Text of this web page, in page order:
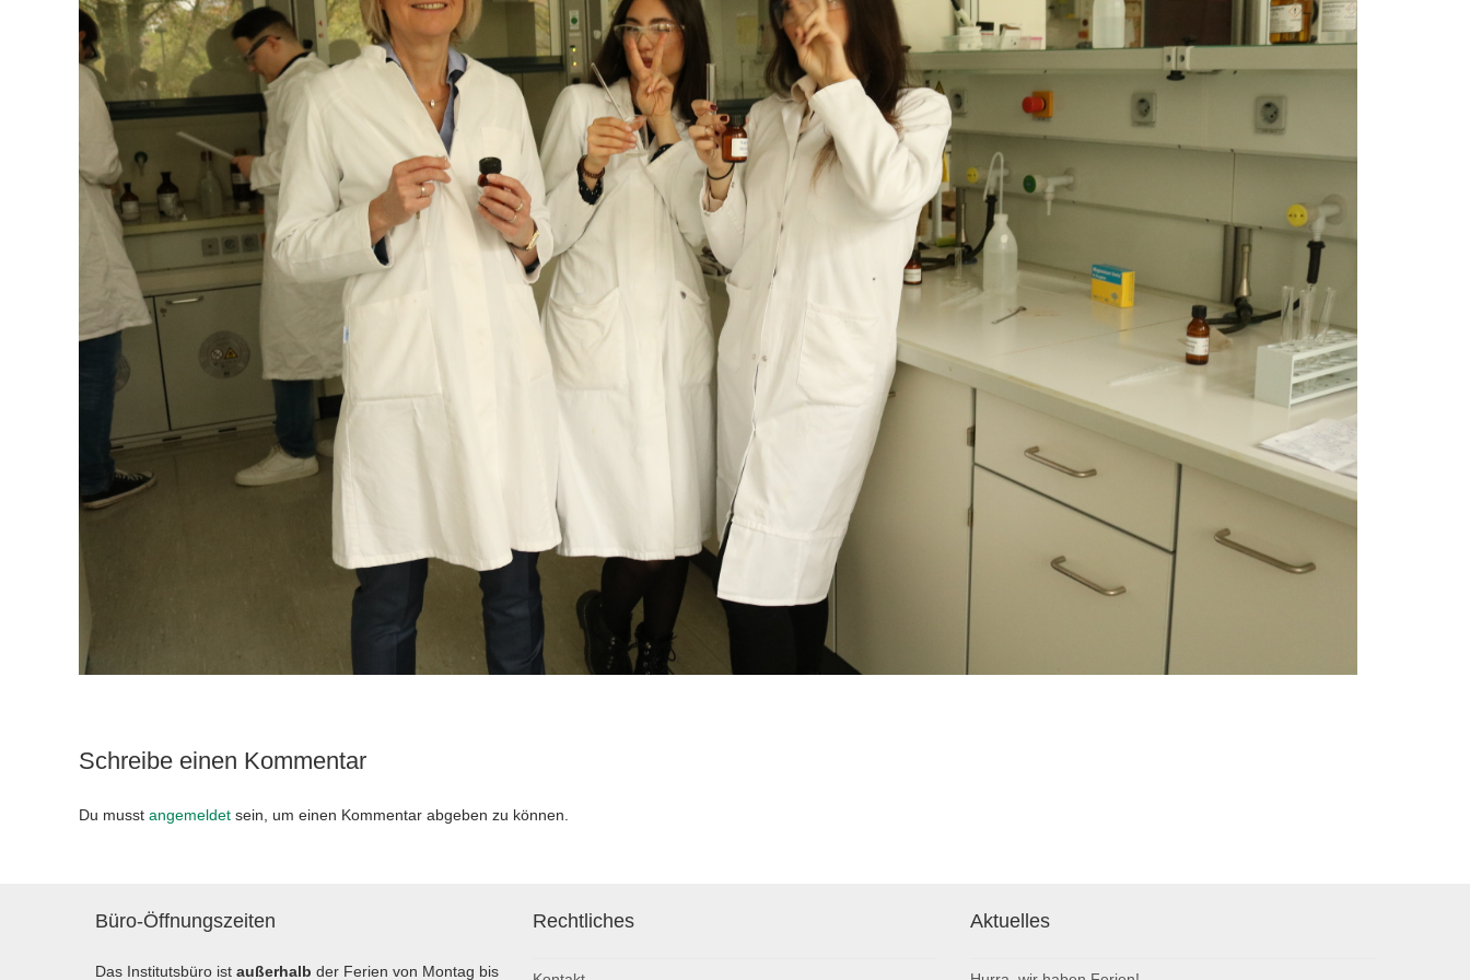
Schreibe einen Kommentar
Du musst angemeldet sein, um einen Kommentar abgeben zu können.
Büro-Öffnungszeiten
Das Institutsbüro ist außerhalb der Ferien von Montag bis
Rechtliches Aktuelles